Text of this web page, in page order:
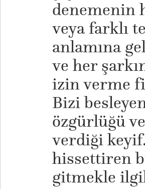
denemenin
veya farklı
anlamına
ve her
izin verme
Bizi
özgürlüğü
verdiği
hissettiren
gitmekle